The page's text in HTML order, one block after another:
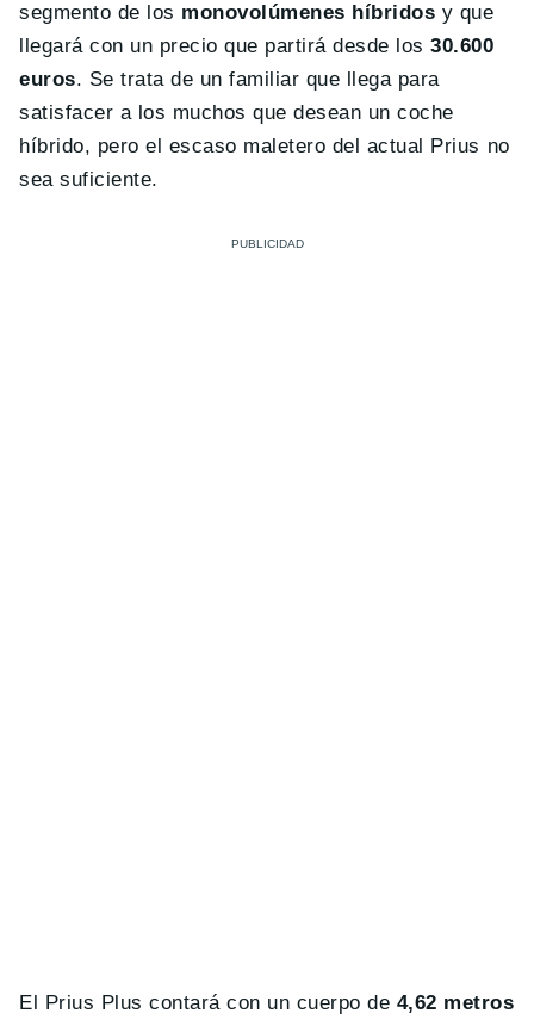
segmento de los monovolúmenes híbridos y que
llegará con un precio que partirá desde los30.600
euros. Se trata de un familiar que llega para
satisfacer a los muchos que desean un coche
híbrido, pero el escaso maletero del actual Prius no
sea suficiente.
El Prius Plus contará con un cuerpo de 4,62 metros